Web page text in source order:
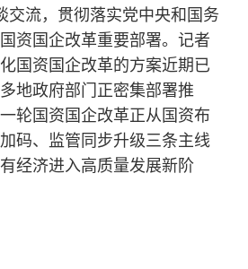
交流，贯彻落实党中央和国务
资国企改革重要部署。记者
国资国企改革的方案近期已
地政府部门正密集部署推
轮国资国企改革正从国资布
码、监管同步升级三条主线
经济进入高质量发展新阶